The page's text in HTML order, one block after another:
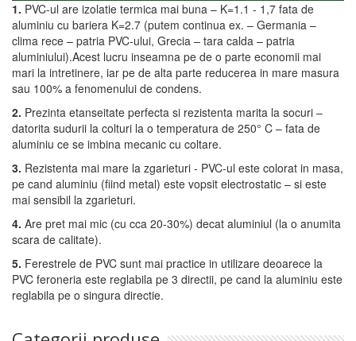
1. PVC-ul are izolatie termica mai buna – K=1.1 - 1,7 fata de
aluminiu cu bariera K=2.7 (putem continua ex. – Germania –
clima rece – patria PVC-ului, Grecia – tara calda – patria
aluminiului).Acest lucru inseamna pe de o parte economii mai
mari la intretinere, iar pe de alta parte reducerea in mare masura
sau 100% a fenomenului de condens.
2. Prezinta etanseitate perfecta si rezistenta marita la socuri –
datorita sudurii la colturi la o temperatura de 250° C – fata de
aluminiu ce se imbina mecanic cu coltare.
3. Rezistenta mai mare la zgarieturi - PVC-ul este colorat in masa,
pe cand aluminiu (fiind metal) este vopsit electrostatic – si este
mai sensibil la zgarieturi.
4. Are pret mai mic (cu cca 20-30%) decat aluminiul (la o anumita
scara de calitate).
5. Ferestrele de PVC sunt mai practice in utilizare deoarece la
PVC feroneria este reglabila pe 3 directii, pe cand la aluminiu este
reglabila pe o singura directie.